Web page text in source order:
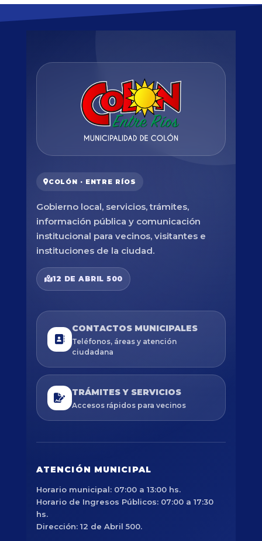
COLÓN · ENTRE RÍOS
Gobierno local, servicios, trámites,
información pública y comunicación
institucional para vecinos, visitantes e
instituciones de la ciudad.
12 DE ABRIL 500
CONTACTOS MUNICIPALES
Teléfonos, áreas y atención
ciudadana
TRÁMITES Y SERVICIOS
Accesos rápidos para vecinos
ATENCIÓN MUNICIPAL
Horario municipal: 07:00 a 13:00 hs.
Horario de Ingresos Públicos: 07:00 a 17:30
hs.
Dirección: 12 de Abril 500.